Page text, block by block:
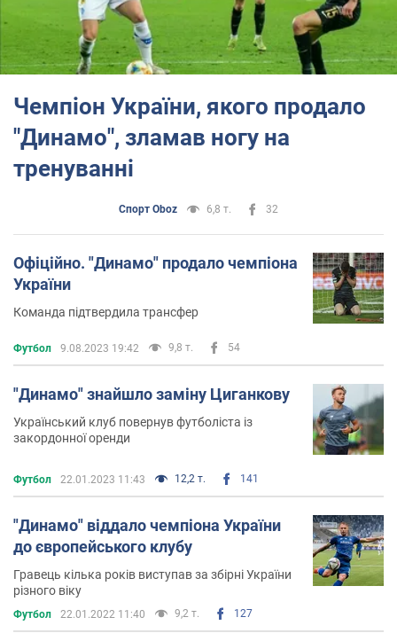
Чемпіон України, якого продало
"Динамо", зламав ногу на
тренуванні
Спорт Oboz 6,8 т. 32
Офіційно. "Динамо" продало чемпіона
України
Команда підтвердила трансфер
Футбол 9.08.2023 19:42 9,8 т. 54
"Динамо" знайшло заміну Циганкову
Український клуб повернув футболіста із
закордонної оренди
Футбол 22.01.2023 11:43 12,2 т. 141
"Динамо" віддало чемпіона України
до європейського клубу
Гравець кілька років виступав за збірні України
різного віку
Футбол 22.01.2022 11:40 9,2 т. 127